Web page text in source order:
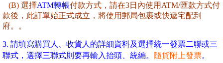
(B) 選擇ATM轉帳付款方式， 請在3日內使用ATM/匯款方式付
款後，此訂單始正式成立，將使用郵局包裹或快遞宅配到
府。 。
3. 請填寫購買人、收貨人的詳細資料及選擇統一發票二聯或三
聯式，選擇三聯式則要再輸入抬頭、統編。 隨貨附上發票。